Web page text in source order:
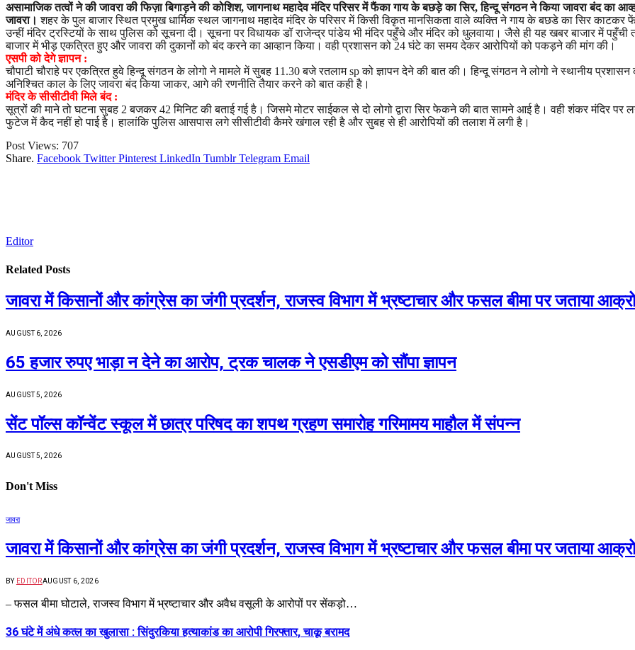
असामाजिक तत्वों ने की जावरा की फिज़ा बिगाड़ने की कोशिश, जागनाथ महादेव मंदिर परिसर में फैंका गाय के बछड़े का सिर, हिन्दू संगठन ने किया जावरा बंद का
जावरा। शहर के पुल बाजार स्थित प्रमुख धार्मिक स्थल जागनाथ महादेव मंदिर के परिसर में किसी विकृत मानसिकता वाले व्यक्ति ने गाय के बछडे का सिर काटकर
उन्हीं मंदिर ट्रस्टियों के साथ पुलिस को सूचना दी। सूचना पर विधायक डॉ राजेन्द्र पांडेय भी मंदिर पहुँचे और मंदिर को धुलवाया। जैसे ही यह खबर बाजार में
बाजार में भीड़ एकत्रित हुए और जावरा की दुकानों को बंद करने का आव्हान किया। वही प्रशासन को 24 घंटे का समय देकर आरोपियों को पकड़ने की मांग की।
एसपी को देगे ज्ञापन :
चौपाटी चौराहे पर एकत्रित हुवे हिन्दू संगठन के लोगो ने मामले में सुबह 11.30 बजे रतलाम sp को ज्ञापन देने की बात की। हिन्दू संगठन ने लोगो ने स्थानीय प्रशासन
अनिश्चित काल के लिए जावरा बंद किया जाकर, आगे की रणनीति तैयार करने को बात कही है।
मंदिर के सीसीटीवी मिले बंद :
सूत्रों की माने तो घटना सुबह 2 बजकर 42 मिनिट की बताई गई है। जिसमे मोटर साईकल से दो लोगो द्वारा सिर फेकने की बात सामने आई है। वही शंकर मंदिर पर
फुटेज में कैद नहीं हो पाई है। हालांकि पुलिस आसपास लगे सीसीटीवी कैमरे खंगाल रही है और सुबह से ही आरोपियों की तलाश में लगी है।
Post Views: 707
Share. Facebook Twitter Pinterest LinkedIn Tumblr Telegram Email
Editor
Related Posts
जावरा में किसानों और कांग्रेस का जंगी प्रदर्शन, राजस्व विभाग में भ्रष्टाचार और फसल बीमा पर जताया
AUGUST 6, 2026
65 हजार रुपए भाड़ा न देने का आरोप, ट्रक चालक ने एसडीएम को सौंपा ज्ञापन
AUGUST 5, 2026
सेंट पॉल्स कॉन्वेंट स्कूल में छात्र परिषद का शपथ ग्रहण समारोह गरिमामय माहौल में संपन्न
AUGUST 5, 2026
Don't Miss
जावरा
जावरा में किसानों और कांग्रेस का जंगी प्रदर्शन, राजस्व विभाग में भ्रष्टाचार और फसल बीमा पर जताया
BY EDITORAUGUST 6, 2026
– फसल बीमा घोटाले, राजस्व विभाग में भ्रष्टाचार और अवैध वसूली के आरोपों पर सेंकड़ो…
36 घंटे में अंधे कत्ल का खुलासा : सिंदुरकिया हत्याकांड का आरोपी गिरफ्तार, चाकू बरामद